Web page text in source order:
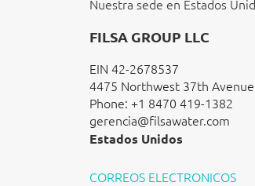
Nuestra sede en Estados
FILSA GROUP LLC
EIN 42-2678537
4475 Northwest 37th
Phone: +1 8470 419-1382
gerencia@filsawater.com
Estados Unidos
CORREOS ELECTRONICOS